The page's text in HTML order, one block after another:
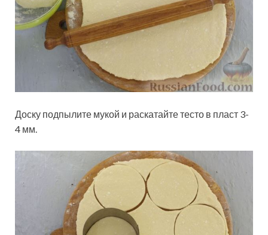
Доску подпылите мукой и раскатайте тесто в пласт 3-
4 мм.